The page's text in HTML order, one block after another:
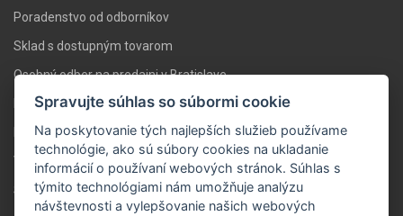
Poradenstvo od odborníkov
Sklad s dostupným tovarom
Osobný odber na predajni v Bratislave
Doprava nad 119 € zadarmo
Expresné doručenie do 24 hodín
Vlastné servisné stredisko
Stabilita a skúsenosti
Spravujte súhlas so súbormi cookie
Na poskytovanie tých najlepších služieb používame
technológie, ako sú súbory cookies na ukladanie
informácií o používaní webových stránok. Súhlas s
týmito technológiami nám umožňuje analýzu
návštevnosti a vylepšovanie našich webových